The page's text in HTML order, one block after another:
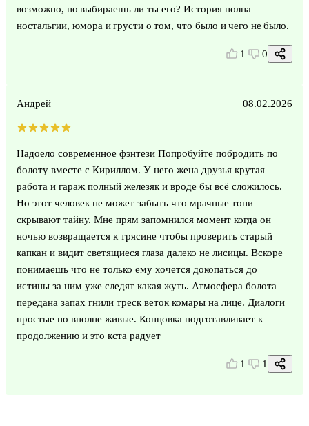
возможно, но выбираешь ли ты его? История полна
ностальгии, юмора и грусти о том, что было и чего не было.
1 0
Андрей 08.02.2026
Надоело современное фэнтези Попробуйте побродить по
болоту вместе с Кириллом. У него жена друзья крутая
работа и гараж полный железяк и вроде бы всё сложилось.
Но этот человек не может забыть что мрачные топи
скрывают тайну. Мне прям запомнился момент когда он
ночью возвращается к трясине чтобы проверить старый
капкан и видит светящиеся глаза далеко не лисицы. Вскоре
понимаешь что не только ему хочется докопаться до
истины за ним уже следят какая жуть. Атмосфера болота
передана запах гнили треск веток комары на лице. Диалоги
простые но вполне живые. Концовка подготавливает к
продолжению и это кста радует
1 1